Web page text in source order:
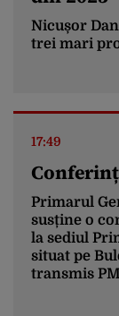
Nicușor
trei mari
17:49
Primarul
susține o
la sediul
situat pe
transmis